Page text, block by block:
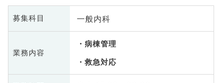
募集科目 一般内科
業務内容
病棟管理
救急対応